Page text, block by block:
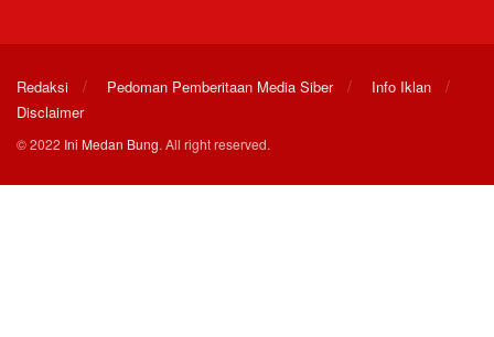
Redaksi Pedoman Pemberitaan Media Siber
Info Iklan
Disclaimer
© 2022 Ini Medan Bung. All right reserved.